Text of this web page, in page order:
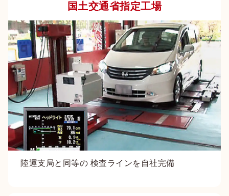
国土交通省指定工場
陸運支局と同等の 検査ラインを自社完備